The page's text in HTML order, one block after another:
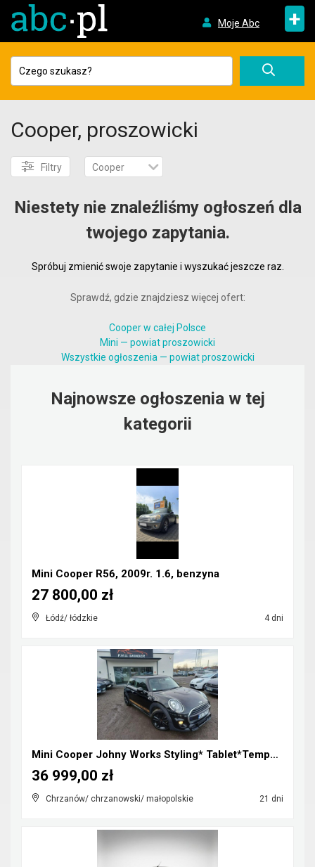
Moje Abc +
Cooper, proszowicki
Filtry Cooper
Niestety nie znaleźliśmy ogłoszeń dla
twojego zapytania.
Spróbuj zmienić swoje zapytanie i wyszukać jeszcze raz.
Sprawdź, gdzie znajdziesz więcej ofert:
Cooper w całej Polsce
Mini — powiat proszowicki
Wszystkie ogłoszenia — powiat proszowicki
Najnowsze ogłoszenia w tej
kategorii
Mini Cooper R56, 2009r. 1.6, benzyna
Łódź/ łódzkie 4 dni
27 800,00 zł
Mini Cooper Johny Works Styling* Tablet*Tempomat*S...
Chrzanów/ chrzanowski/ małopolskie 21 dni
36 999,00 zł